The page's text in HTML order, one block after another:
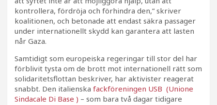
kontrollera, fördröja och förhindra den,” skriver
koalitionen, och betonade att endast säkra passager
under internationellt skydd kan garantera att lasten
når Gaza.
Samtidigt som europeiska regeringar till stor del har
förblivit tysta om de brott mot internationell rätt som
solidaritetsflottan beskriver, har aktivister reagerat
snabbt. Den italienska fackföreningen USB (Unione
Sindacale Di Base ) – som bara två dagar tidigare